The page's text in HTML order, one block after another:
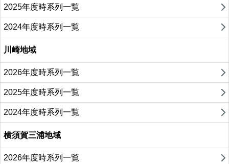
2025年度時系列一覧
2024年度時系列一覧
川崎地域
2026年度時系列一覧
2025年度時系列一覧
2024年度時系列一覧
横須賀三浦地域
2026年度時系列一覧